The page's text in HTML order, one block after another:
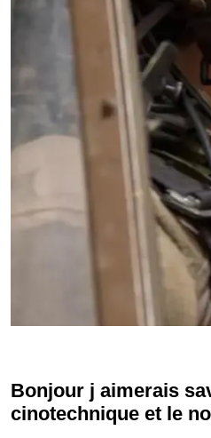
Bonjour j aimerais
cinotechnique et le